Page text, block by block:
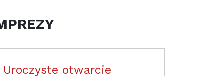
Uroczyste otwarcie